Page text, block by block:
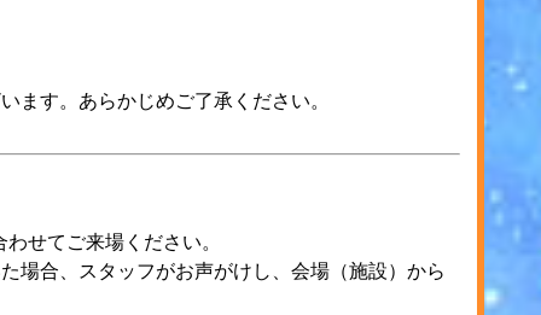
ます。あらかじめご了承ください。
せてご来場ください。
場合、スタッフがお声がけし、会場（施設）から